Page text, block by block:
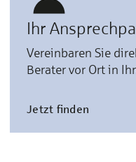
Ihr
Vereinbaren Sie
Berater vor Ort in
Jetzt finden